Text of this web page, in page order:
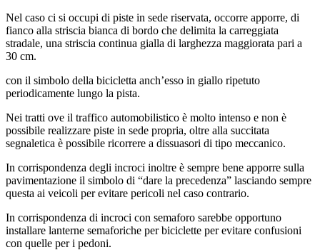
Nel caso ci si occupi di piste in sede riservata, occorre apporre, di
fianco alla striscia bianca di bordo che delimita la carreggiata
stradale, una striscia continua gialla di larghezza maggiorata pari a
30 cm.
con il simbolo della bicicletta anch’esso in giallo ripetuto
periodicamente lungo la pista.
Nei tratti ove il traffico automobilistico è molto intenso e non è
possibile realizzare piste in sede propria, oltre alla succitata
segnaletica è possibile ricorrere a dissuasori di tipo meccanico.
In corrispondenza degli incroci inoltre è sempre bene apporre sulla
pavimentazione il simbolo di “dare la precedenza” lasciando sempre
questa ai veicoli per evitare pericoli nel caso contrario.
In corrispondenza di incroci con semaforo sarebbe opportuno
installare lanterne semaforiche per biciclette per evitare confusioni
con quelle per i pedoni.